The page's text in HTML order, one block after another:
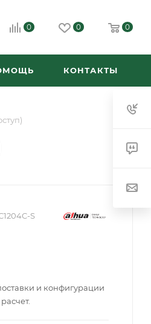
0 0 0
КОНТАКТЫ
S
и конфигурации